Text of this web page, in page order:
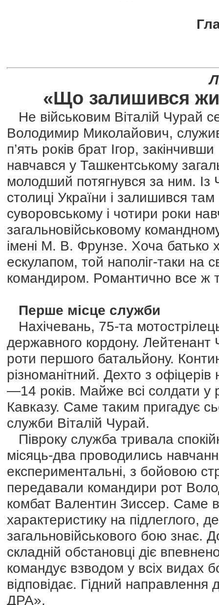
«Що залишився
Не військовим Віталій Чурай
Володимир Миколайович,
п’ять років брат Ігор,
навчався у Ташкентському
молодший потягнувся за ним. Із
столиці України і залишився
суворовському і чотири роки
загальновійськовому
імені М. В. Фрунзе. Хоча батько
ескулапом, той наполіг-таки на
командиром. Романтично все ж
Перше місце служби
Нахічевань, 75-та
державного кордону.
роти першого батальйону.
різноманітний. Дехто з
—14 років. Майже всі солдати у
Кавказу. Саме таким пригадує
служби Віталій Чурай.
Півроку служба тривала
місяць-два проводились
експериментальні, з бойовою
передавали командири рот
комбат Валентин Зиссер. Саме
характеристику на підлеглого,
загальновійськового бою знає.
складній обстановці діє
командує взводом у всіх видах
відповідає. Гідний
ДРА».